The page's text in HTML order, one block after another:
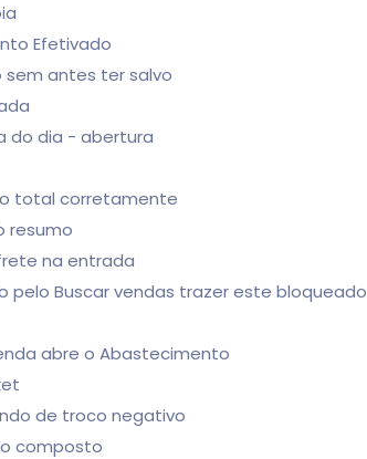
Efetivado
sem antes ter salvo
do dia - abertura
total corretamente
resumo
na entrada
pelo Buscar vendas trazer este bloqueado
abre o Abastecimento
de troco negativo
composto